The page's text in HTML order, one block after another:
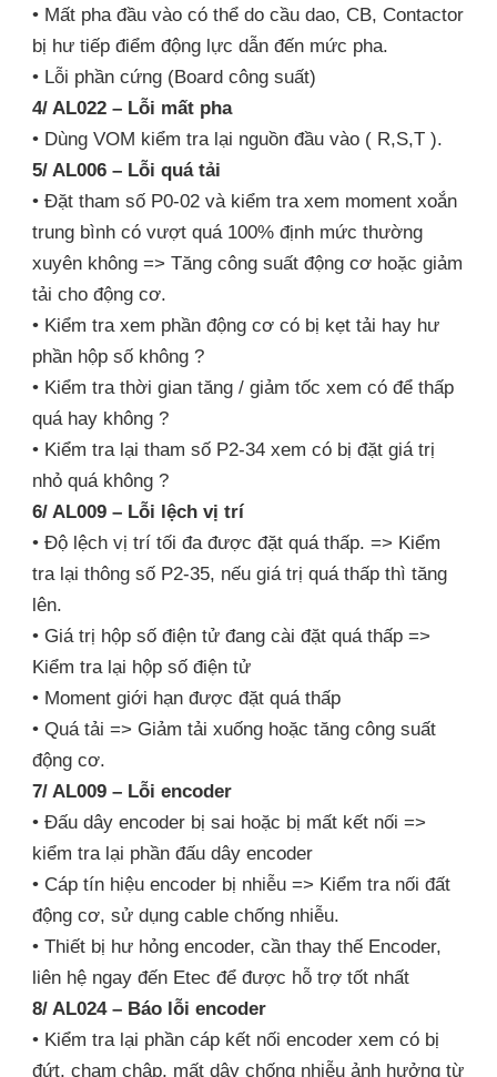
• Mất pha đầu vào có thể do cầu dao, CB, Contactor
bị hư tiếp điểm động lực dẫn đến mức pha.
• Lỗi phần cứng (Board công suất)
4/ AL022 – Lỗi mất pha
• Dùng VOM kiểm tra lại nguồn đầu vào ( R,S,T ).
5/ AL006 – Lỗi quá tải
• Đặt tham số P0-02 và kiểm tra xem moment xoắn
trung bình có vượt quá 100% định mức thường
xuyên không => Tăng công suất động cơ hoặc giảm
tải cho động cơ.
• Kiểm tra xem phần động cơ có bị kẹt tải hay hư
phần hộp số không ?
• Kiểm tra thời gian tăng / giảm tốc xem có để thấp
quá hay không ?
• Kiểm tra lại tham số P2-34 xem có bị đặt giá trị
nhỏ quá không ?
6/ AL009 – Lỗi lệch vị trí
• Độ lệch vị trí tối đa được đặt quá thấp. => Kiểm
tra lại thông số P2-35, nếu giá trị quá thấp thì tăng
lên.
• Giá trị hộp số điện tử đang cài đặt quá thấp =>
Kiểm tra lại hộp số điện tử
• Moment giới hạn được đặt quá thấp
• Quá tải => Giảm tải xuống hoặc tăng công suất
động cơ.
7/ AL009 – Lỗi encoder
• Đấu dây encoder bị sai hoặc bị mất kết nối =>
kiểm tra lại phần đấu dây encoder
• Cáp tín hiệu encoder bị nhiễu => Kiểm tra nối đất
động cơ, sử dụng cable chống nhiễu.
• Thiết bị hư hỏng encoder, cần thay thế Encoder,
liên hệ ngay đến Etec để được hỗ trợ tốt nhất
8/ AL024 – Báo lỗi encoder
• Kiểm tra lại phần cáp kết nối encoder xem có bị
đứt, chạm chập, mất dây chống nhiễu ảnh hưởng từ